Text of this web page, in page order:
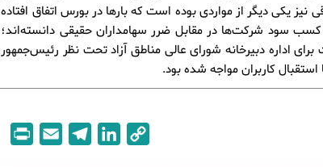
یکی دیگر از مواردی بوده است که بارها در بورس اتفاق افتاده
کسب سود شرکت‌ها در مقابل ضرر سهامداران حقیقی دانسته‌اند؛
اداره دبیرخانه شورای عالی مناطق آزاد تحت نظر رئیس‌جمهور
کاربران مواجه شده بود.